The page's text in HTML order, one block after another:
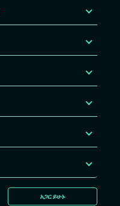
አጋር ይሁኑ